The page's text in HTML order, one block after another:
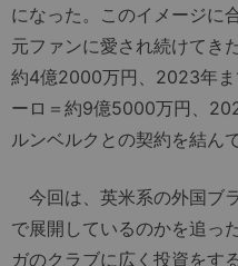
になった。このイメージに
元ファンに愛され続けてき
約4億2000万円、2023年
ーロ＝約9億5000万円、
ルンベルクとの契約を結ん
今回は、英米系の外国ブ
で展開しているのかを追っ
ガのクラブに広く投資をす